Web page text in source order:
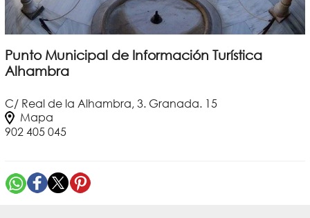
Punto Municipal de Información Turística
Alhambra
C/ Real de la Alhambra, 3. Granada. 15
Mapa
902 405 045